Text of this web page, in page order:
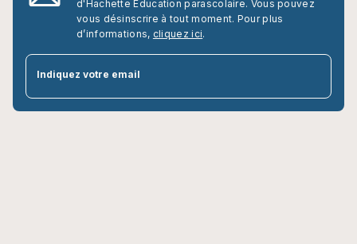
d'Hachette Education parascolaire. Vous pouvez
vous désinscrire à tout moment. Pour plus
d’informations, cliquez ici.
Indiquez votre email